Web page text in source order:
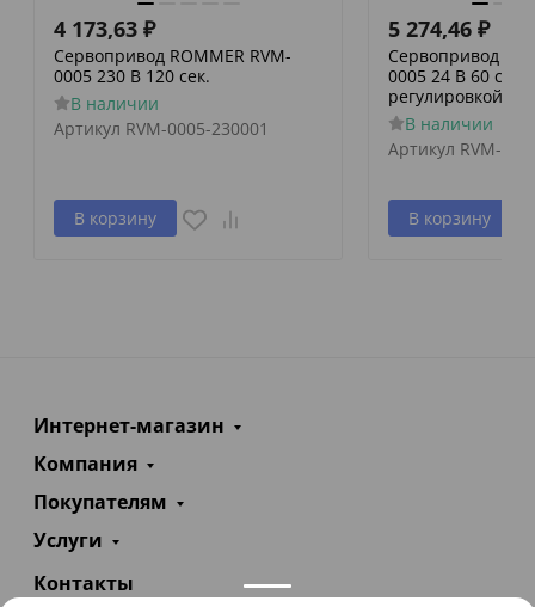
4 173,63 ₽
Сервопривод ROMMER RVM-
0005 230 В 120 сек.
В наличии
Артикул RVM-0005-230001
В корзину
5 274,46 ₽
Сервопривод
0005 24 В 60
регулировкой по
В наличии
Артикул RVM-
В корзину
Интернет-магазин
Компания
Покупателям
Услуги
Контакты